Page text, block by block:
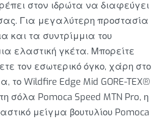
στον ιδρώτα να διαφεύγει
Για μεγαλύτερη προστασία
και τα συντρίμμια του
ελαστική γκέτα. Μπορείτε
τον εσωτερικό όγκο, χάρη στο
το Wildfire Edge Mid GORE-TEX®
σόλα Pomoca Speed MTN Pro, η
μείγμα βουτυλίου Pomoca